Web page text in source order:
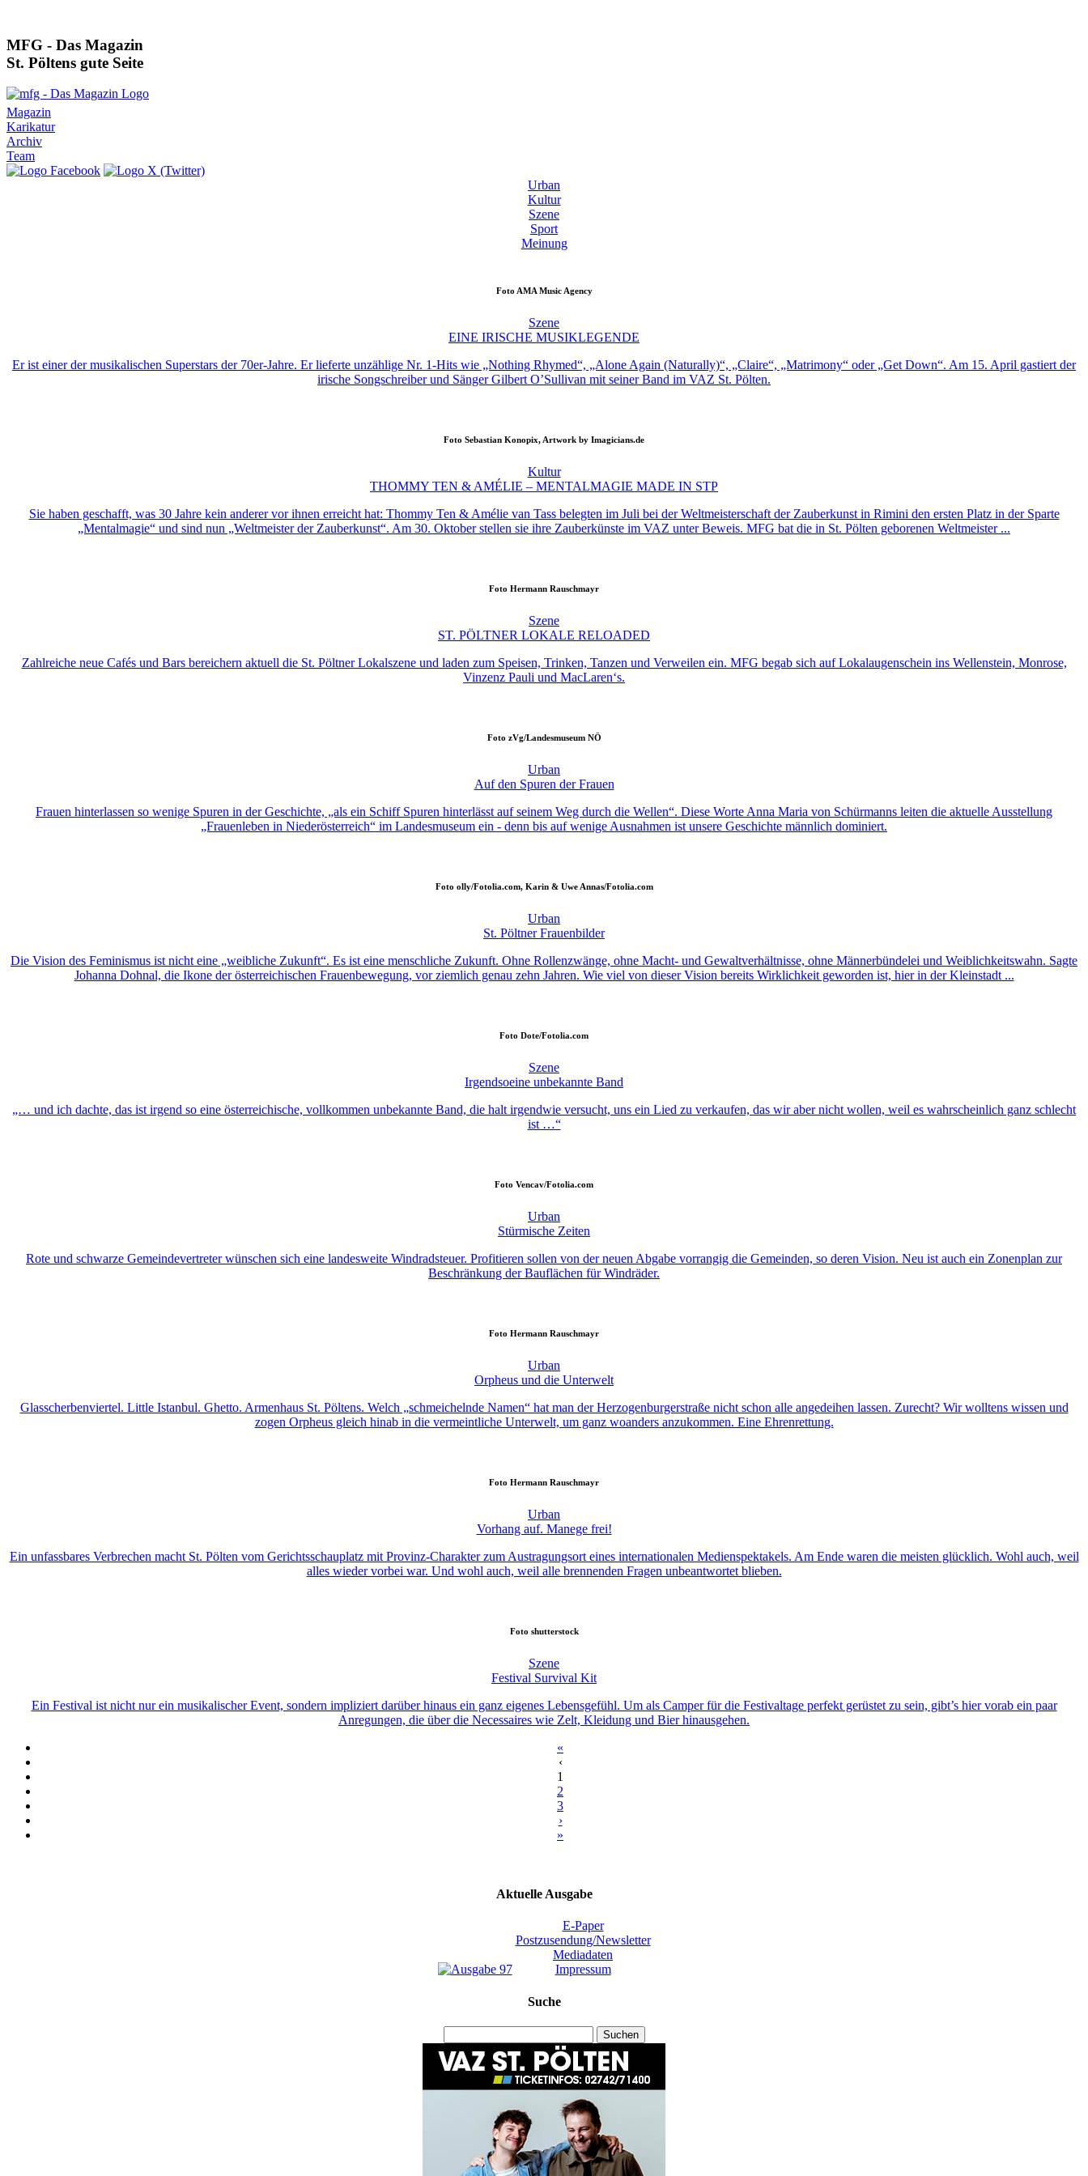
MFG - Das Magazin
St. Pöltens gute Seite
Magazin
Karikatur
Archiv
Team
Urban
Kultur
Szene
Sport
Meinung
Foto AMA Music Agency
Szene
EINE IRISCHE MUSIKLEGENDE
Er ist einer der musikalischen Superstars der 70er-Jahre. Er lieferte unzählige Nr. 1-Hits wie „Nothing Rhymed“, „Alone Again (Naturally)“, „Claire“, „Matrimony“ oder „Get Down“. Am 15. April gastiert der
irische Songschreiber und Sänger Gilbert O’Sullivan mit seiner Band im VAZ St. Pölten.
Foto Sebastian Konopix, Artwork by Imagicians.de
Kultur
THOMMY TEN & AMÉLIE – MENTALMAGIE MADE IN STP
Sie haben geschafft, was 30 Jahre kein anderer vor ihnen erreicht hat: Thommy Ten & Amélie van Tass belegten im Juli bei der Weltmeisterschaft der Zauberkunst in Rimini den ersten Platz in der Sparte
„Mentalmagie“ und sind nun „Weltmeister der Zauberkunst“. Am 30. Oktober stellen sie ihre Zauberkünste im VAZ unter Beweis. MFG bat die in St. Pölten geborenen Weltmeister ...
Foto Hermann Rauschmayr
Szene
ST. PÖLTNER LOKALE RELOADED
Zahlreiche neue Cafés und Bars bereichern aktuell die St. Pöltner Lokalszene und laden zum Speisen, Trinken, Tanzen und Verweilen ein. MFG begab sich auf Lokalaugenschein ins Wellenstein, Monrose,
Vinzenz Pauli und MacLaren‘s.
Foto zVg/Landesmuseum NÖ
Urban
Auf den Spuren der Frauen
Frauen hinterlassen so wenige Spuren in der Geschichte, „als ein Schiff Spuren hinterlässt auf seinem Weg durch die Wellen“. Diese Worte Anna Maria von Schürmanns leiten die aktuelle Ausstellung
„Frauenleben in Niederösterreich“ im Landesmuseum ein - denn bis auf wenige Ausnahmen ist unsere Geschichte männlich dominiert.
Foto olly/Fotolia.com, Karin & Uwe Annas/Fotolia.com
Urban
St. Pöltner Frauenbilder
Die Vision des Feminismus ist nicht eine „weibliche Zukunft“. Es ist eine menschliche Zukunft. Ohne Rollenzwänge, ohne Macht- und Gewaltverhältnisse, ohne Männerbündelei und Weiblichkeitswahn. Sagte
Johanna Dohnal, die Ikone der österreichischen Frauenbewegung, vor ziemlich genau zehn Jahren. Wie viel von dieser Vision bereits Wirklichkeit geworden ist, hier in der Kleinstadt ...
Foto Dote/Fotolia.com
Szene
Irgendsoeine unbekannte Band
„… und ich dachte, das ist irgend so eine österreichische, vollkommen unbekannte Band, die halt irgendwie versucht, uns ein Lied zu verkaufen, das wir aber nicht wollen, weil es wahrscheinlich ganz schlecht
ist …“
Foto Vencav/Fotolia.com
Urban
Stürmische Zeiten
Rote und schwarze Gemeindevertreter wünschen sich eine landesweite Windradsteuer. Profitieren sollen von der neuen Abgabe vorrangig die Gemeinden, so deren Vision. Neu ist auch ein Zonenplan zur
Beschränkung der Bauflächen für Windräder.
Foto Hermann Rauschmayr
Urban
Orpheus und die Unterwelt
Glasscherbenviertel. Little Istanbul. Ghetto. Armenhaus St. Pöltens. Welch „schmeichelnde Namen“ hat man der Herzogenburgerstraße nicht schon alle angedeihen lassen. Zurecht? Wir wolltens wissen und
zogen Orpheus gleich hinab in die vermeintliche Unterwelt, um ganz woanders anzukommen. Eine Ehrenrettung.
Foto Hermann Rauschmayr
Urban
Vorhang auf. Manege frei!
Ein unfassbares Verbrechen macht St. Pölten vom Gerichtsschauplatz mit Provinz-Charakter zum Austragungsort eines internationalen Medienspektakels. Am Ende waren die meisten glücklich. Wohl auch, weil
alles wieder vorbei war. Und wohl auch, weil alle brennenden Fragen unbeantwortet blieben.
Foto shutterstock
Szene
Festival Survival Kit
Ein Festival ist nicht nur ein musikalischer Event, sondern impliziert darüber hinaus ein ganz eigenes Lebensgefühl. Um als Camper für die Festivaltage perfekt gerüstet zu sein, gibt’s hier vorab ein paar
Anregungen, die über die Necessaires wie Zelt, Kleidung und Bier hinausgehen.
«
‹
1
2
3
›
»
Aktuelle Ausgabe
E-Paper
Postzusendung/Newsletter
Mediadaten
Impressum
Suche
Suchen